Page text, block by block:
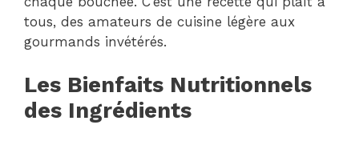
tous, des amateurs de cuisine légère aux
gourmands invétérés.
Les Bienfaits Nutritionnels
des Ingrédients